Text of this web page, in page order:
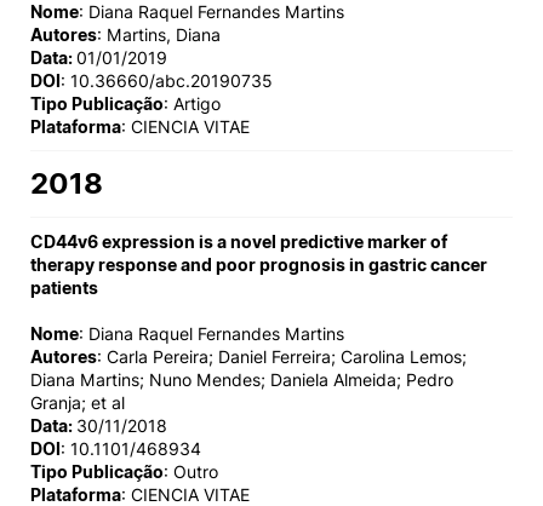
Nome: Diana Raquel Fernandes Martins
Autores: Martins, Diana
Data:01/01/2019
DOI: 10.36660/abc.20190735
Tipo Publicação: Artigo
Plataforma: CIENCIA VITAE
2018
CD44v6 expression is a novel predictive marker of
therapy response and poor prognosis in gastric cancer
patients
Nome: Diana Raquel Fernandes Martins
Autores: Carla Pereira; Daniel Ferreira; Carolina Lemos;
Diana Martins; Nuno Mendes; Daniela Almeida; Pedro
Granja; et al
Data: 30/11/2018
DOI: 10.1101/468934
Tipo Publicação: Outro
Plataforma: CIENCIA VITAE